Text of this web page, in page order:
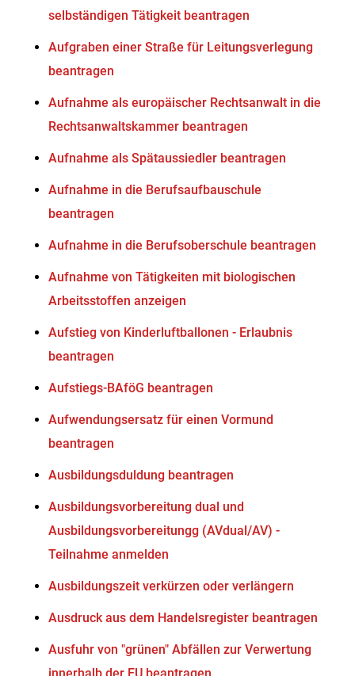
selbständigen Tätigkeit beantragen
Aufgraben einer Straße für Leitungsverlegung
beantragen
Aufnahme als europäischer Rechtsanwalt in die
Rechtsanwaltskammer beantragen
Aufnahme als Spätaussiedler beantragen
Aufnahme in die Berufsaufbauschule
beantragen
Aufnahme in die Berufsoberschule beantragen
Aufnahme von Tätigkeiten mit biologischen
Arbeitsstoffen anzeigen
Aufstieg von Kinderluftballonen - Erlaubnis
beantragen
Aufstiegs-BAföG beantragen
Aufwendungsersatz für einen Vormund
beantragen
Ausbildungsduldung beantragen
Ausbildungsvorbereitung dual und
Ausbildungsvorbereitungg (AVdual/AV) -
Teilnahme anmelden
Ausbildungszeit verkürzen oder verlängern
Ausdruck aus dem Handelsregister beantragen
Ausfuhr von "grünen" Abfällen zur Verwertung